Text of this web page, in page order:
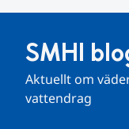
SMHI
Aktuellt om
vattendrag